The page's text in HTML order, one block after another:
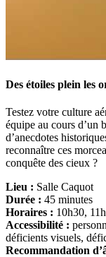
Des étoiles plein les
Testez votre culture
équipe au cours d’un
d’anecdotes
reconnaître ces
conquête des cieux ?
Lieu : Salle Caquot
Durée : 45 minutes
Horaires : 10h30,
Accessibilité :
déficients visuels,
Recommandation